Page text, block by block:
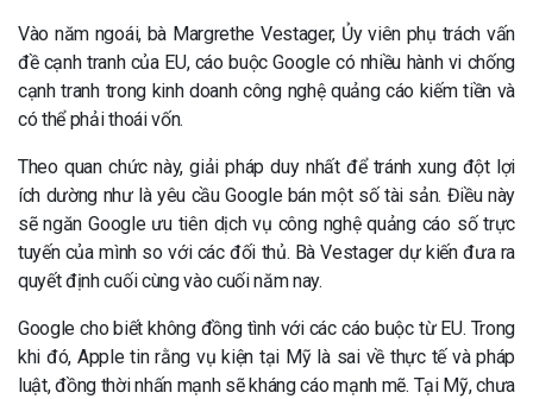
Vào năm ngoái, bà Margrethe Vestager, Ủy viên phụ trách vấn
đề cạnh tranh của EU, cáo buộc Google có nhiều hành vi chống
cạnh tranh trong kinh doanh công nghệ quảng cáo kiếm tiền và
có thể phải thoái vốn.
Theo quan chức này, giải pháp duy nhất để tránh xung đột lợi
ích dường như là yêu cầu Google bán một số tài sản. Điều này
sẽ ngăn Google ưu tiên dịch vụ công nghệ quảng cáo số trực
tuyến của mình so với các đối thủ. Bà Vestager dự kiến đưa ra
quyết định cuối cùng vào cuối năm nay.
Google cho biết không đồng tình với các cáo buộc từ EU. Trong
khi đó, Apple tin rằng vụ kiện tại Mỹ là sai về thực tế và pháp
luật, đồng thời nhấn mạnh sẽ kháng cáo mạnh mẽ. Tại Mỹ, chưa